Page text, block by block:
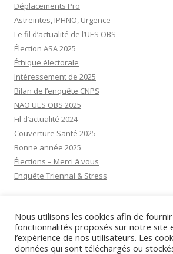
Déplacements Pro
Astreintes, IPHNO, Urgence
Le fil d’actualité de l’UES OBS
Élection ASA 2025
Éthique électorale
Intéressement de 2025
Bilan de l’enquête CNPS
NAO UES OBS 2025
Fil d’actualité 2024
Couverture Santé 2025
Bonne année 2025
Élections – Merci à vous
Enquête Triennal & Stress
Visiteurs d’hier: 31
Nous utilisons les cookies afin de
fonctionnalités proposés sur notre site
l’expérience de nos utilisateurs. Les
données qui sont téléchargés ou